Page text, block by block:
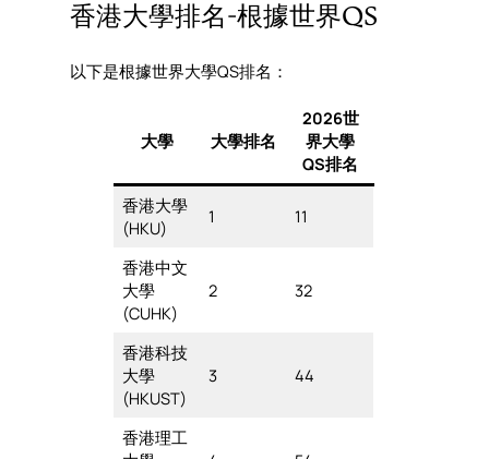
香港大學排名-根據世界QS
以下是根據世界大學QS排名：
大學 大學排名
2026世
界大學
QS排名
香港大學
(HKU)
1 11
香港中文
大學
(CUHK)
2 32
香港科技
大學
(HKUST)
3 44
香港理工